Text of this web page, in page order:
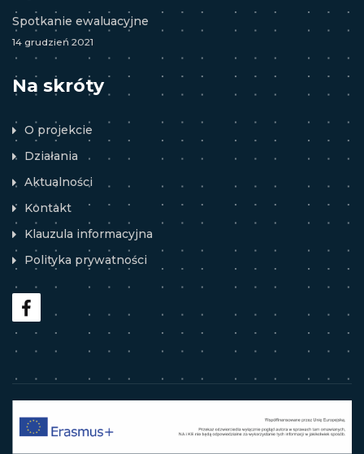
Spotkanie ewaluacyjne
14 grudzień 2021
Na skróty
O projekcie
Działania
Aktualności
Kontakt
Klauzula informacyjna
Polityka prywatności